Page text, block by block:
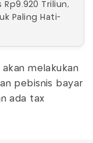
Triliun,
Paling Hati-
melakukan
pebisnis bayar
ada tax